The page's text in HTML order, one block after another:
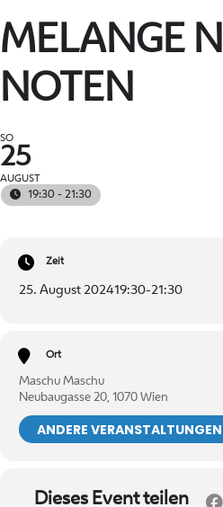
MELANGE
NOTEN
SO
25
AUGUST
19:30 - 21:30
Zeit
25. August 202419:30-21:30
Ort
Maschu Maschu
Neubaugasse 20, 1070 Wien
ANDERE VERANSTALTUNGEN
Dieses Event teilen